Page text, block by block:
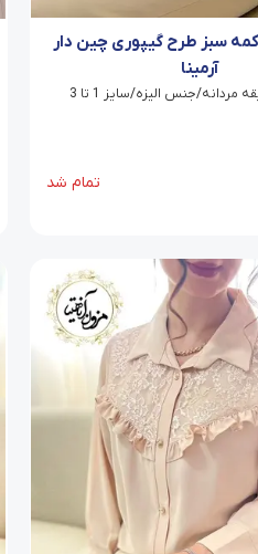
سبز طرح گیپوری چین دار
آرمینا
مردانه/جنس الیزه/سایز 1 تا 3
تمام شد